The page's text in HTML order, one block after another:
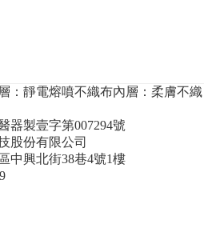
：靜電熔噴不織布內層：柔膚不織
器製壹字第007294號
股份有限公司
中興北街38巷4號1樓